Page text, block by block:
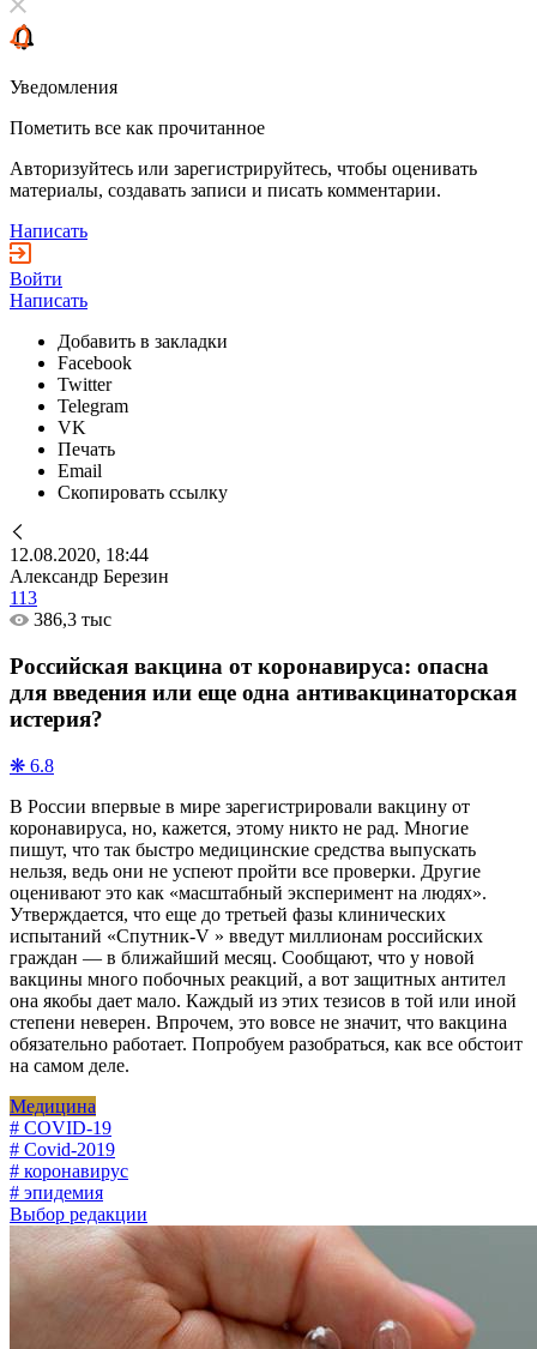
Уведомления
Пометить все как прочитанное
Авторизуйтесь или зарегистрируйтесь, чтобы оценивать
материалы, создавать записи и писать комментарии.
Написать
Войти
Написать
Добавить в закладки
Facebook
Twitter
Telegram
VK
Печать
Email
Скопировать ссылку
12.08.2020, 18:44
Александр Березин
113
386,3 тыс
Российская вакцина от коронавируса: опасна
для введения или еще одна антивакцинаторская
истерия?
❋ 6.8
В России впервые в мире зарегистрировали вакцину от
коронавируса, но, кажется, этому никто не рад. Многие
пишут, что так быстро медицинские средства выпускать
нельзя, ведь они не успеют пройти все проверки. Другие
оценивают это как «масштабный эксперимент на людях».
Утверждается, что еще до третьей фазы клинических
испытаний «Спутник-V » введут миллионам российских
граждан — в ближайший месяц. Сообщают, что у новой
вакцины много побочных реакций, а вот защитных антител
она якобы дает мало. Каждый из этих тезисов в той или иной
степени неверен. Впрочем, это вовсе не значит, что вакцина
обязательно работает. Попробуем разобраться, как все обстоит
на самом деле.
Медицина
# COVID-19
# Covid-2019
# коронавирус
# эпидемия
Выбор редакции